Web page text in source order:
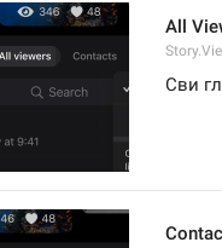
All
Сви